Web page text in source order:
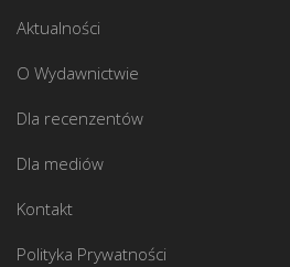
Aktualności
O Wydawnictwie
Dla recenzentów
Dla mediów
Kontakt
Polityka Prywatności